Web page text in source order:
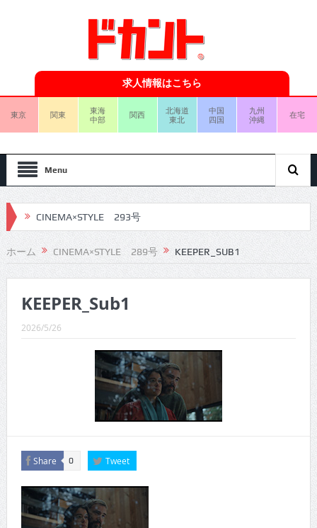
求人情報はこちら
東京 関東
東海
中部
関西
北海道
東北
中国
四国
九州
沖縄
在宅
Menu
CINEMA×STYLE 293号
CINEMA×STYLE 292号
CINEMA×STYLE 291号
CINEMA×STYLE 290号
CINEMA×STYLE 289号
CINEMA×STYLE 288号
CINEMA×STYLE 287号
CINEMA×STYLE 286号
CINEMA×STYLE 294号
ホーム CINEMA×STYLE 289号 KEEPER_SUB1
KEEPER_Sub1
2026/5/26
Share 0 Tweet